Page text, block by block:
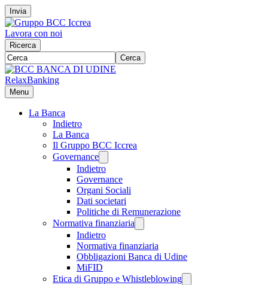
Invia
Lavora con noi
Ricerca
Cerca
RelaxBanking
Menu
La Banca
Indietro
La Banca
Il Gruppo BCC Iccrea
Governance
Indietro
Governance
Organi Sociali
Dati societari
Politiche di Remunerazione
Normativa finanziaria
Indietro
Normativa finanziaria
Obbligazioni Banca di Udine
MiFID
Etica di Gruppo e Whistleblowing